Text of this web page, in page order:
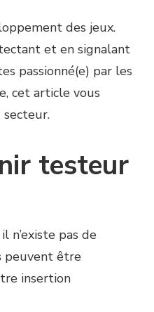
des jeux.
et en signalant
passionné(e) par les
cet article vous
testeur
n’existe pas de
peuvent être
insertion